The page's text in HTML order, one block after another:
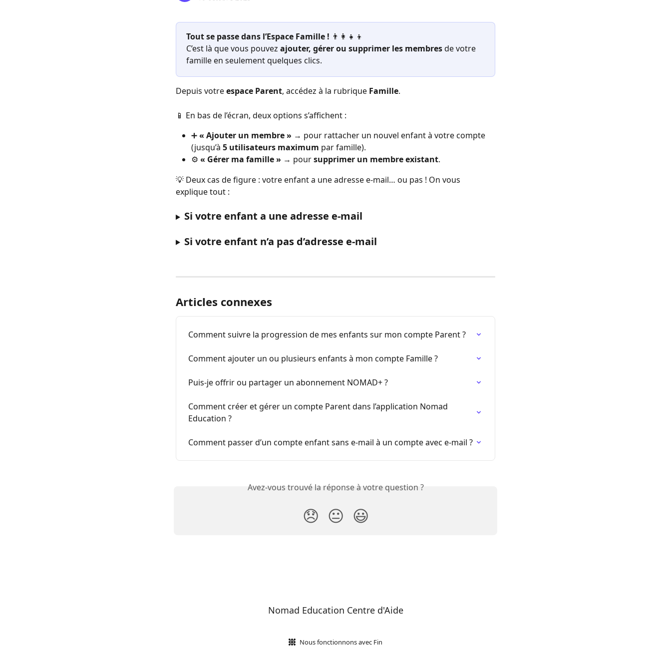
Tout se passe dans l’Espace Famille ! 👨‍👩‍👧‍👦
C’est là que vous pouvez ajouter, gérer ou supprimer les membres de votre
famille en seulement quelques clics.
Depuis votre espace Parent, accédez à la rubrique Famille.
📱 En bas de l’écran, deux options s’affichent :
➕ « Ajouter un membre » → pour rattacher un nouvel enfant à votre compte
(jusqu’à 5 utilisateurs maximum par famille).
⚙️ « Gérer ma famille » → pour supprimer un membre existant.
💡 Deux cas de figure : votre enfant a une adresse e-mail… ou pas ! On vous
explique tout :
Si votre enfant a une adresse e-mail
Si votre enfant n’a pas d’adresse e-mail
Articles connexes
Comment suivre la progression de mes enfants sur mon compte Parent ?
Comment ajouter un ou plusieurs enfants à mon compte Famille ?
Puis-je offrir ou partager un abonnement NOMAD+ ?
Comment créer et gérer un compte Parent dans l’application Nomad
Education ?
Comment passer d’un compte enfant sans e-mail à un compte avec e-mail ?
Avez-vous trouvé la réponse à votre question ?
😞 😐 😃
Nomad Education Centre d'Aide
Nous fonctionnons avec Fin